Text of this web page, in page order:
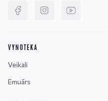
VYNOTEKA
Veikali
Emuārs